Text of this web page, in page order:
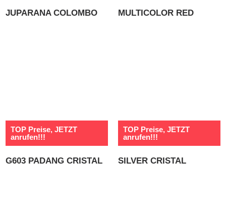
JUPARANA COLOMBO MULTICOLOR RED
TOP Preise, JETZT
anrufen!!!
G603 PADANG CRISTAL
TOP Preise, JETZT
anrufen!!!
SILVER CRISTAL